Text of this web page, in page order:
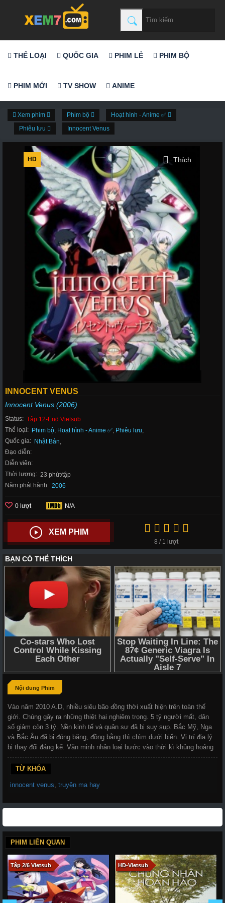
THỂ LOẠI QUỐC GIA PHIM LẺ PHIM BỘ
PHIM MỚI TV SHOW ANIME
Xem phim Phim bộ
Hoạt hình - Anime ✅
Phiêu lưu
Innocent Venus
HD
INNOCENT VENUS
Innocent Venus (2006)
Status: Tập 12-End Vietsub
Thể loại: Phim bộ, Hoạt hình - Anime ✅, Phiêu lưu,
Quốc gia: Nhật Bản,
Đạo diễn:
Diễn viên:
Thời lượng: 23 phút/tập
Năm phát hành: 2006
0 lượt N/A
XEM PHIM
8 / 1 lượt
Nội dung Phim
Vào năm 2010 A.D, nhiều siêu bão đồng thời xuất hiện trên toàn thế
giới. Chúng gây ra những thiệt hại nghiêm trọng. 5 tỷ người mất, dân
số giảm còn 3 tỷ. Nền kinh tế và quân sự đã bị suy sụp. Bắc Mỹ, Nga
và Bắc Âu đã bị đóng băng, đồng bằng thì chìm dưới biển. Vị trí địa lý
bị thay đổi đáng kể. Văn minh nhân loại bước vào thời kì khủng hoảng
TỪ KHÓA
innocent venus, truyện ma hay
PHIM LIÊN QUAN
Tập 2/6 Vietsub HD-Vietsub